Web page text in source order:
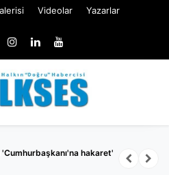
Videolar Yazarlar
hakaret'